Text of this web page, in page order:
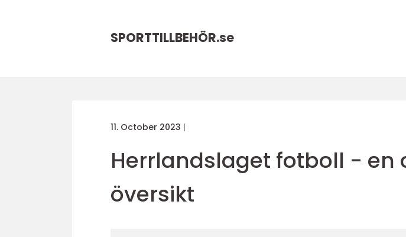
SPORTTILLBEHÖR.se
11. October 2023
Herrlandslaget fotboll - en
översikt